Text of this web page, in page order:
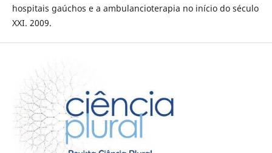
hospitais gaúchos e a ambulancioterapia no início do século
XXI. 2009.